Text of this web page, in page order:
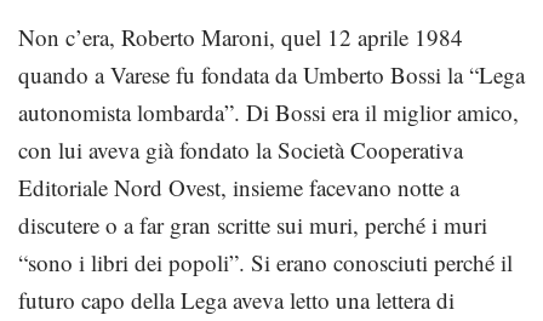
Non c’era, Roberto Maroni, quel 12 aprile 1984
quando a Varese fu fondata da Umberto Bossi la “Lega
autonomista lombarda”. Di Bossi era il miglior amico,
con lui aveva già fondato la Società Cooperativa
Editoriale Nord Ovest, insieme facevano notte a
discutere o a far gran scritte sui muri, perché i muri
“sono i libri dei popoli”. Si erano conosciuti perché il
futuro capo della Lega aveva letto una lettera di